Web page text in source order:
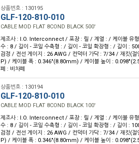
상품번호 : 130195
GLF-120-810-010
CABLE MOD FLAT 8COND BLACK 500'
제조사 : I.O. Interconnect / 포장 : 릴 / 계열 : / 케이블 유형
수 : 8 / 길이 - 코일 수축형 : / 길이 - 코일 확장형 : / 길이 :
검정 / 전선 게이지 : 26 AWG / 컨덕터 가닥 : 7/34 / 재킷(절
P) / 케이블 폭 : 0.346"(8.80mm) / 케이블 높이 :
폐 : 비차폐
상품번호 : 130194
GLF-120-810-010
CABLE MOD FLAT 8COND BLACK 100'
제조사 : I.O. Interconnect / 포장 : 릴 / 계열 : / 케이블 유형
수 : 8 / 길이 - 코일 수축형 : / 길이 - 코일 확장형 : / 길이 :
검정 / 전선 게이지 : 26 AWG / 컨덕터 가닥 : 7/34 / 재킷(절
P) / 케이블 폭 : 0.346"(8.80mm) / 케이블 높이 :